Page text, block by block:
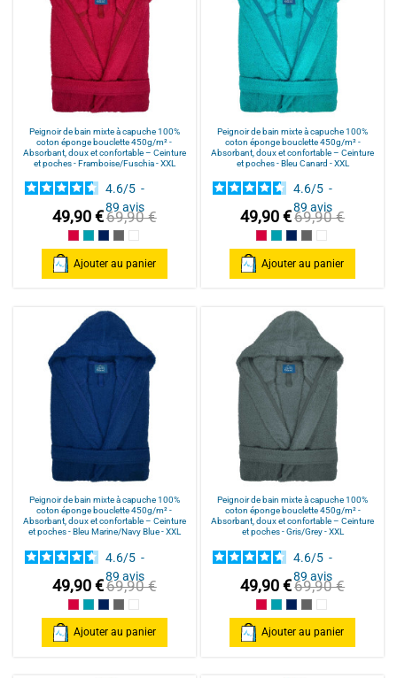
Peignoir de bain mixte à capuche 100%
coton éponge bouclette 450g/m² -
Absorbant, doux et confortable – Ceinture
et poches - Framboise/Fuschia - XXL
4.6/5 -
89 avis
49,90 €69,90 €
Framboise/Fuschia
Bleu Canard
Bleu Marine/Navy Blue
Gris/Grey
Blanc/White
Ajouter au panier
Peignoir de bain mixte à capuche 100%
coton éponge bouclette 450g/m² -
Absorbant, doux et confortable – Ceinture
et poches - Bleu Canard - XXL
4.6/5 -
89avis
49,90 €69,90 €
Framboise/Fuschia
Bleu Canard
Bleu Marine/Navy
Gris/Grey
Blanc/White
Ajouter au panier
Peignoir de bain mixte à capuche 100%
coton éponge bouclette 450g/m² -
Absorbant, doux et confortable – Ceinture
et poches - Bleu Marine/Navy Blue - XXL
4.6/5 -
89 avis
49,90 €69,90 €
Framboise/Fuschia
Bleu Canard
Bleu Marine/Navy Blue
Gris/Grey
Blanc/White
Ajouter au panier
Peignoir de bain mixte à capuche 100%
coton éponge bouclette 450g/m² -
Absorbant, doux et confortable – Ceinture
et poches - Gris/Grey - XXL
4.6/5 -
89avis
49,90 €69,90 €
Framboise/Fuschia
Bleu Canard
Bleu Marine/Navy
Gris/Grey
Blanc/White
Ajouter au panier